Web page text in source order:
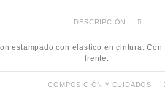
DESCRIPCIÓN
estampado con elastico en cintura. Con
frente.
COMPOSICIÓN Y CUIDADOS